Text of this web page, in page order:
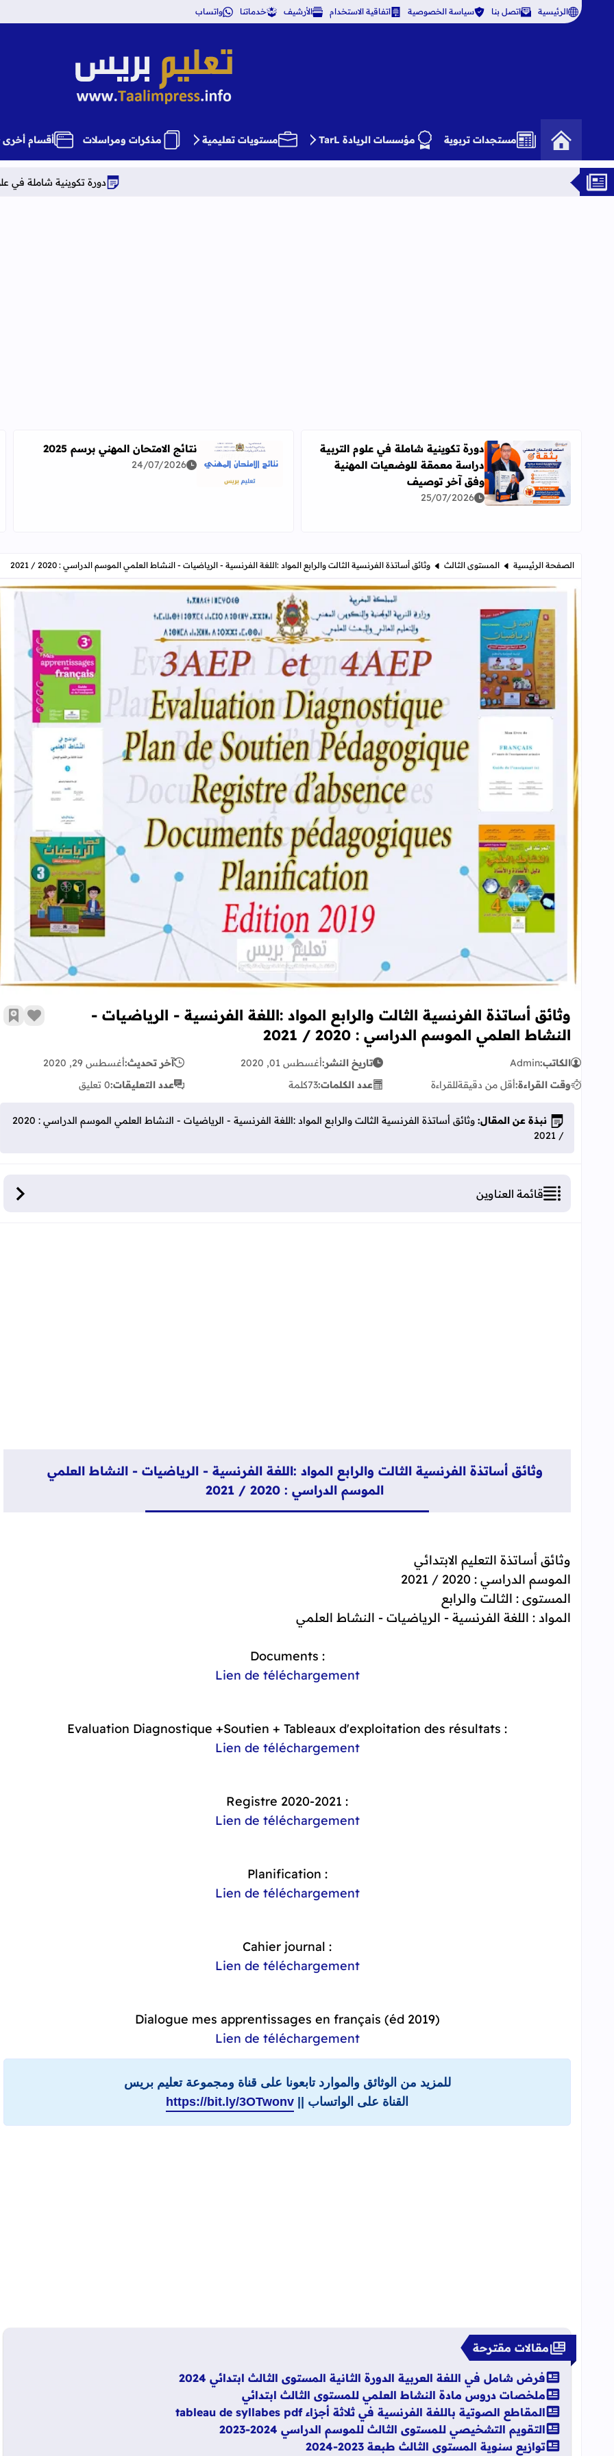
الرئيسية اتصل بنا سياسة الخصوصية اتفاقية الاستخدام الأرشيف خدماتنا واتساب
تعليم بريس TaalimPress
مستجدات تربوية مؤسسات الريادة TarL مستويات تعليمية مذكرات ومراسلات أقسام أخرى
دورة تكوينية شاملة في علوم التربية
اقرأ المزيد عن دورة تكوينية شاملة في علوم التربية دراسة معمقة للوضعيات المهنية وفق آخر توصيف
دورة تكوينية شاملة في علوم التربية
دراسة معمقة للوضعيات المهنية
وفق آخر توصيف
25/07/2026
اقرأ المزيد عن نتائج الامتحان المهني برسم 2025
نتائج الامتحان المهني برسم 2025
24/07/2026
الصفحة الرئيسية المستوى الثالث وثائق أساتذة الفرنسية الثالت والرابع المواد :اللغة الفرنسية - الرياضيات - النشاط العلمي الموسم الدراسي : 2020 / 2021
وثائق أساتذة الفرنسية الثالت والرابع المواد :اللغة الفرنسية - الرياضيات -
وثائق أساتذة الفرنسية الثالت والرابع المواد :اللغة الفرنسية - الرياضيات -
النشاط العلمي الموسم الدراسي : 2020 / 2021
زر
الكاتب:Admin تاريخ النشر:أغسطس 01, 2020 آخر تحديث:أغسطس 29, 2020
وقت القراءة:أقل من دقيقةللقراءة عدد الكلمات:73كلمة عدد التعليقات:0 تعليق
نبذة عن المقال:
وثائق أساتذة الفرنسية الثالت والرابع المواد :اللغة الفرنسية - الرياضيات - النشاط العلمي الموسم الدراسي : 2020
/ 2021
قائمة العناوين
وثائق أساتذة الفرنسية الثالت والرابع المواد :اللغة الفرنسية - الرياضيات - النشاط العلمي
الموسم الدراسي : 2020 / 2021
وثائق أساتذة التعليم الابتدائي
الموسم الدراسي : 2020 / 2021
المستوى : الثالت والرابع
المواد : اللغة الفرنسية - الرياضيات - النشاط العلمي
Documents :
Lien de téléchargement
Evaluation Diagnostique +Soutien + Tableaux d'exploitation des résultats :
Lien de téléchargement
Registre 2020-2021 :
Lien de téléchargement
Planification :
Lien de téléchargement
Cahier journal :
Lien de téléchargement
Dialogue mes apprentissages en français (éd 2019)
Lien de téléchargement
للمزيد من الوثائق والموارد تابعونا على قناة ومجموعة تعليم بريس
القناة على الواتساب || https://bit.ly/3OTwonv
مقالات مقترحة
فرض شامل في اللغة العربية الدورة الثانية المستوى الثالث ابتدائي 2024
ملخصات دروس مادة النشاط العلمي للمستوى الثالث ابتدائي
المقاطع الصوتية باللغة الفرنسية في ثلاثة أجزاء tableau de syllabes pdf
التقويم التشخيصي للمستوى الثالث للموسم الدراسي 2024-2023
توازيع سنوية المستوى الثالث طبعة 2023-2024